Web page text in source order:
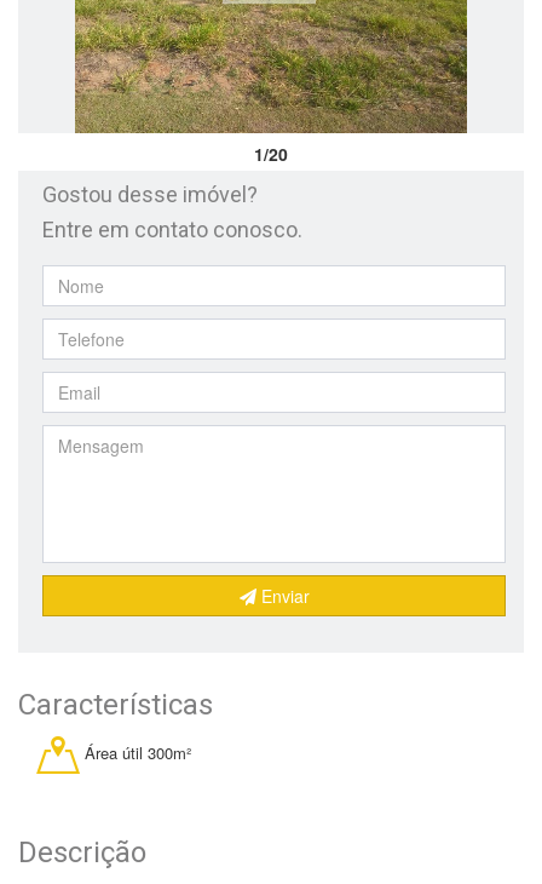
1/20
Gostou desse imóvel?
Entre em contato conosco.
Enviar
Características
Área útil 300m²
Descrição